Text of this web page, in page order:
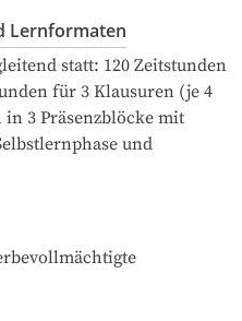
Lernformaten
statt: 120 Zeitstunden
für 3 Klausuren (je 4
3 Präsenzblöcke mit
und